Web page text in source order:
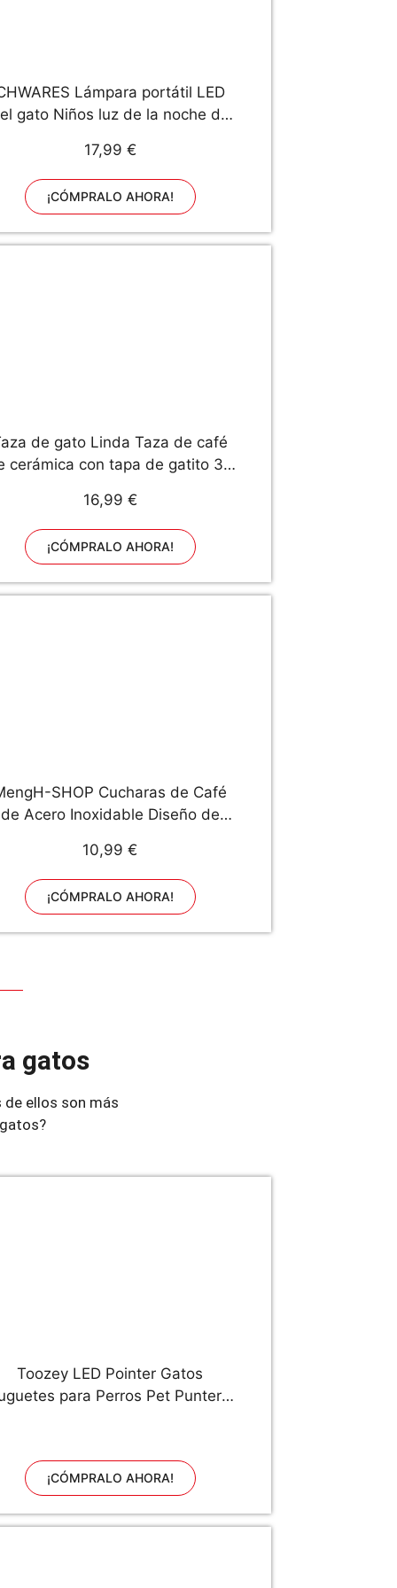
Lámpara portátil LED
gato Niños luz de la noche de
blanco cálido y 7 colores de
respiración, Tap Control sensible,
iluminación recargable USB
17,99 €
¡CÓMPRALO AHORA!
de gato Linda Taza de café
cerámica con tapa de gatito 3D
Novedad Copa de la mañana
Leche de té Taza de Navidad
380ML
16,99 €
¡CÓMPRALO AHORA!
SHOP Cucharas de Café
de Acero Inoxidable Diseño de
Cuchara de Postre Ideales para
Postres, Bebidas, Mezclar o
Batidos 7 Piezas (Multicolor)
10,99 €
¡CÓMPRALO AHORA!
gatos
ellos son más
Toozey LED Pointer Gatos
para Perros Pet Puntero
interactivos para Gatos y Perros
¡CÓMPRALO AHORA!